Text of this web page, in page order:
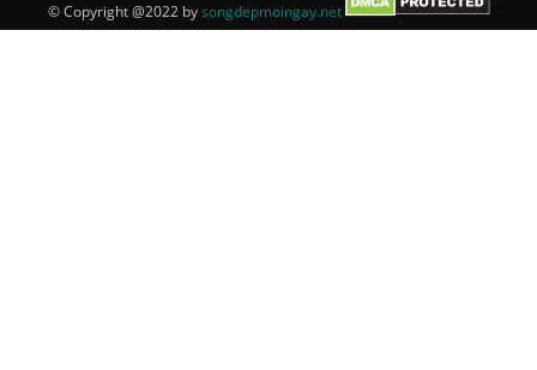
© Copyright @2022 bysongdepmoingay.net